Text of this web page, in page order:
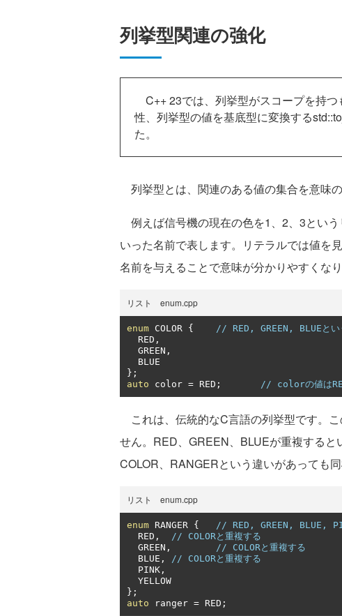
列挙型関連の強化
C++ 23では、列挙型がスコープを持
性、列挙型の値を基底型に変換する
た。
列挙型とは、関連のある値の集合を意味
例えば信号機の現在の色を1、2、3とい
いった名前で表します。リテラルでは値を
名前を与えることで意味が分かりやすくな
リスト enum.cpp
enum COLOR {
// RED, GREEN, BLUEとい
  RED
,
  GREEN
,
};
auto color = RED ; // colorの値は
これは、伝統的なC言語の列挙型です。
せん。RED、GREEN、BLUEが重複する
COLOR、RANGERという違いがあっても同
リスト enum.cpp
enum RANGER {
// RED, GREEN, BLUE,
  RED
,
// COLORと重複する
  GREEN
,
// COLORと重複する
  BLUE
,
// COLORと重複する
  PINK
,
};
auto ranger = RED ;